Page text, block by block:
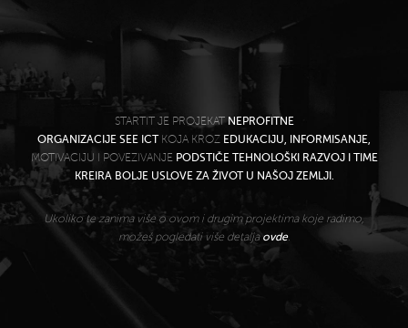
STARTIT JE PROJEKATNEPROFITNE
ORGANIZACIJE SEE ICTKOJA KROZ EDUKACIJU, INFORMISANJE,
MOTIVACIJU I POVEZIVANJE PODSTIČE TEHNOLOŠKI RAZVOJ I TIME
KREIRA BOLJE USLOVE ZA ŽIVOT U NAŠOJ ZEMLJI.
Ukoliko te zanima više o ovom i drugim projektima koje radimo,
možeš pogledati više detalja ovde.